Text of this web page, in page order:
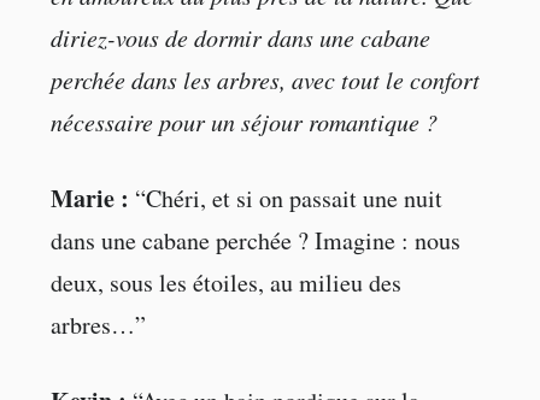
diriez-vous de dormir dans une cabane
perchée dans les arbres, avec tout le confort
nécessaire pour un séjour romantique ?
Marie : “Chéri, et si on passait une nuit
dans une cabane perchée ? Imagine : nous
deux, sous les étoiles, au milieu des
arbres…”